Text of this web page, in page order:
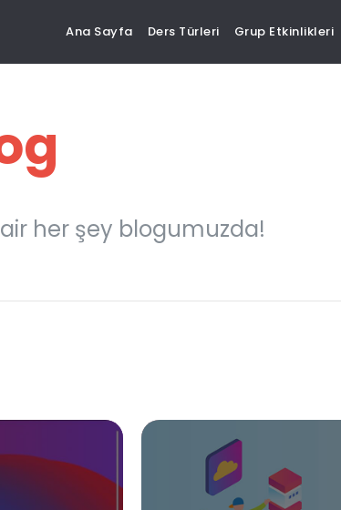
Ana Sayfa Ders Türleri Grup Etkinlikleri
her şey blogumuzda!